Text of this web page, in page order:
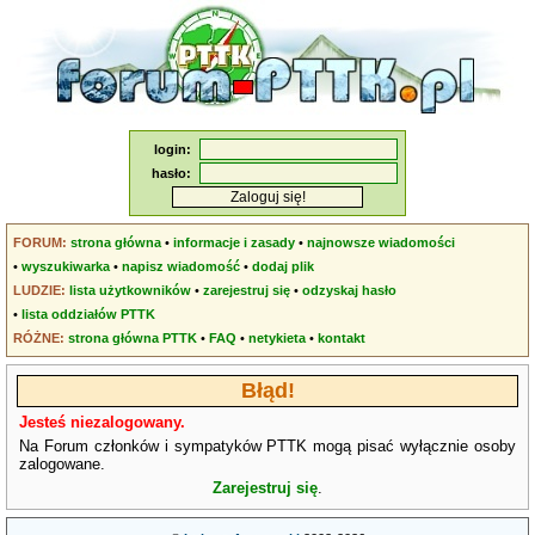
login:
hasło:
FORUM: strona główna •informacje i zasady •najnowsze wiadomości
•wyszukiwarka •napisz wiadomość •dodaj plik
LUDZIE: lista użytkowników •zarejestruj się •odzyskaj hasło
•lista oddziałów PTTK
RÓŻNE: strona główna PTTK •FAQ •netykieta •kontakt
Błąd!
Jesteś niezalogowany.
Na Forum członków i sympatyków PTTK mogą pisać wyłącznie osoby
zalogowane.
Zarejestruj się.